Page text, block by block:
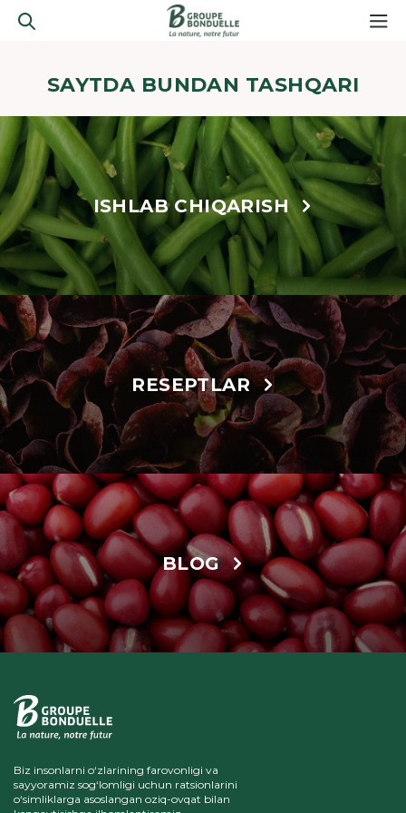
SAYTDA BUNDAN TASHQARI
ISHLAB CHIQARISH
RESEPTLAR
BLOG
Biz insonlarni o‘zlarining farovonligi va
sayyoramiz sog‘lomligi uchun ratsionlarini
o‘simliklarga asoslangan oziq-ovqat bilan